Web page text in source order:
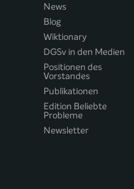
News
Blog
Wiktionary
DGSv in den Medien
Positionen des
Vorstandes
Publikationen
Edition Beliebte
Probleme
Newsletter